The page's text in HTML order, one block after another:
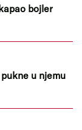
bojler
u njemu